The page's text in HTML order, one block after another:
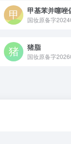
国妆原备字
猪脂
国妆原备字